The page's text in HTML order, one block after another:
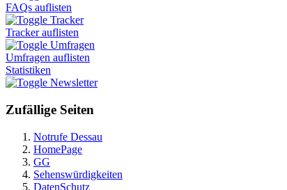
FAQs auflisten
Tracker
Tracker auflisten
Umfragen
Umfragen auflisten
Statistiken
Newsletter
Zufällige Seiten
Notrufe Dessau
HomePage
GG
Sehenswürdigkeiten
DatenSchutz